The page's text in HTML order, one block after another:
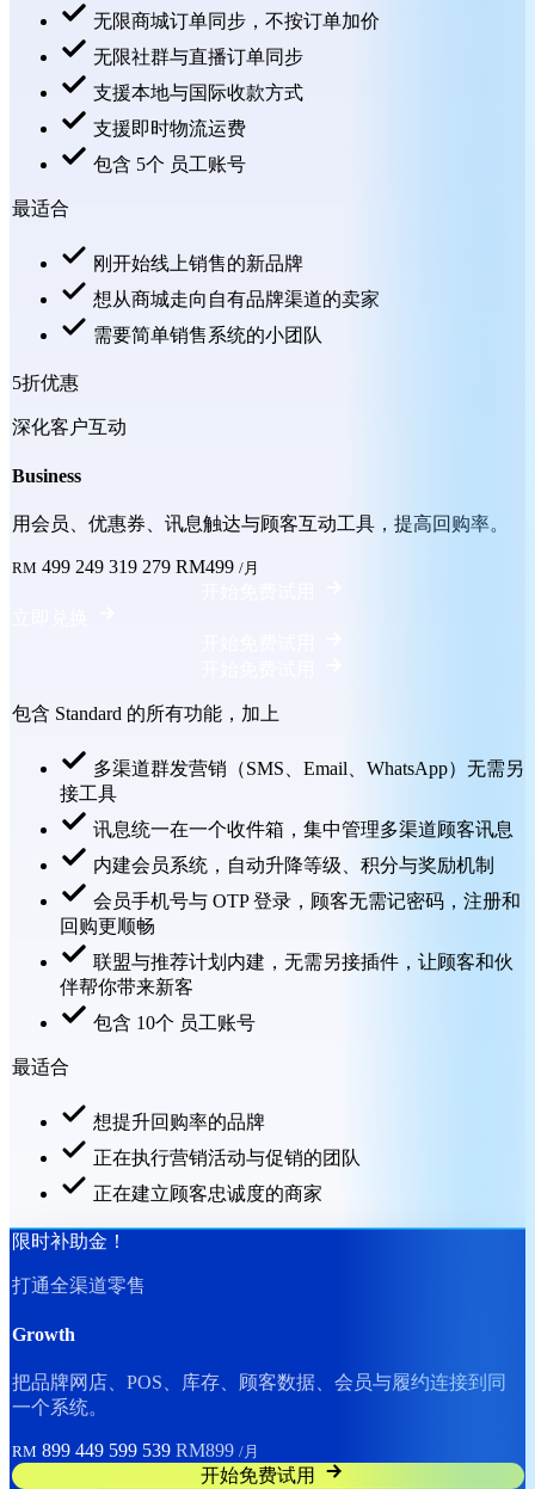
无限商城订单同步，不按订单加价
无限社群与直播订单同步
支援本地与国际收款方式
支援即时物流运费
包含 5个 员工账号
最适合
刚开始线上销售的新品牌
想从商城走向自有品牌渠道的卖家
需要简单销售系统的小团队
5折优惠
深化客户互动
Business
用会员、优惠券、讯息触达与顾客互动工具，提高回购率。
RM 499 249 319 279 RM499 /月
包含 Standard 的所有功能，加上
多渠道群发营销（SMS、Email、WhatsApp）无需另
接工具
讯息统一在一个收件箱，集中管理多渠道顾客讯息
内建会员系统，自动升降等级、积分与奖励机制
会员手机号与 OTP 登录，顾客无需记密码，注册和
回购更顺畅
联盟与推荐计划内建，无需另接插件，让顾客和伙
伴帮你带来新客
包含 10个 员工账号
最适合
想提升回购率的品牌
正在执行营销活动与促销的团队
正在建立顾客忠诚度的商家
限时补助金！
打通全渠道零售
Growth
把品牌网店、POS、库存、顾客数据、会员与履约连接到同
一个系统。
RM 899 449 599 539 RM899 /月
开始免费试用